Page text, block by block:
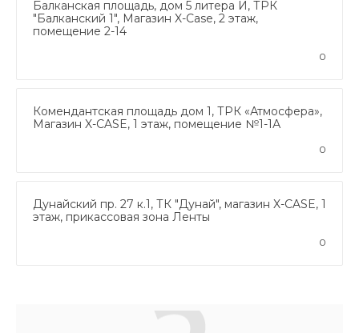
Балканская площадь, дом 5 литера И, ТРК
"Балканский 1", Магазин X-Case, 2 этаж,
помещение 2-14
0
Комендантская площадь дом 1, ТРК «Атмосфера»,
Магазин X-CASE, 1 этаж, помещение №1-1А
0
Дунайский пр. 27 к.1, ТК "Дунай", магазин X-CASE, 1
этаж, прикассовая зона Ленты
0